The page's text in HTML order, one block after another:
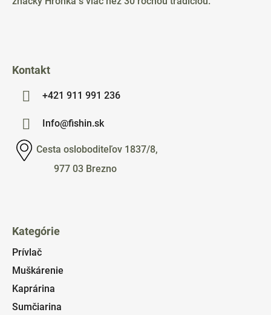
Kontakt
+421 911 991 236
Info@fishin.sk
Cesta osloboditeľov 1837/8,
977 03 Brezno
Kategórie
Prívlač
Muškárenie
Kaprárina
Sumčiarina